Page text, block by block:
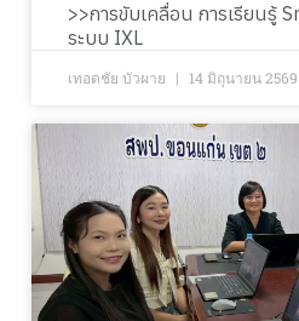
>>การขับเคลื่อน การเรียนรู้
ระบบ IXL
เทอดชัย บัวผาย 14 มิถุนายน 2569